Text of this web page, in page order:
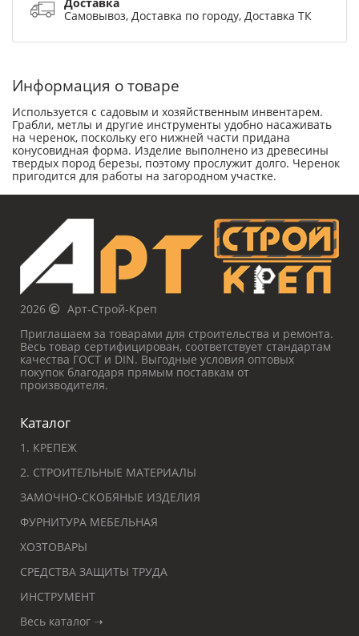
Самовывоз, Доставка по городу, Доставка ТК
Информация о товаре
Используется с садовым и хозяйственным инвентарем.
Грабли, метлы и другие инструменты удобно насаживать
на черенок, поскольку его нижней части придана
конусовидная форма. Изделие выполнено из древесины
твердых пород березы, поэтому прослужит долго. Черенок
пригодится для работы на загородном участке.
2026
Арт-Строй-Креп
Приглашаем за товарами для строительства и ремонта.
Весь товар сертифицирован, соответствует стандартам
качества ГОСТ и DIN. Выгодные условия оптовых
покупок благодаря прямым поставкам от
производителя.
Каталог
1. КРЕПЕЖ
2. СТРОИТЕЛЬНЫЕ МАТЕРИАЛЫ
ЗАМОЧНО-СКОБЯНЫЕ ИЗДЕЛИЯ
ФУРНИТУРА МЕБЕЛЬНАЯ
ХОЗТОВАРЫ
СРЕДСТВА ЗАЩИТЫ ТРУДА
ИНСТРУМЕНТ
Весь каталог ➝